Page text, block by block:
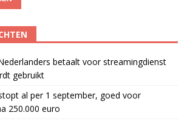
betaalt voor streamingdienst
gebruikt
al per 1 september, goed voor
250.000 euro